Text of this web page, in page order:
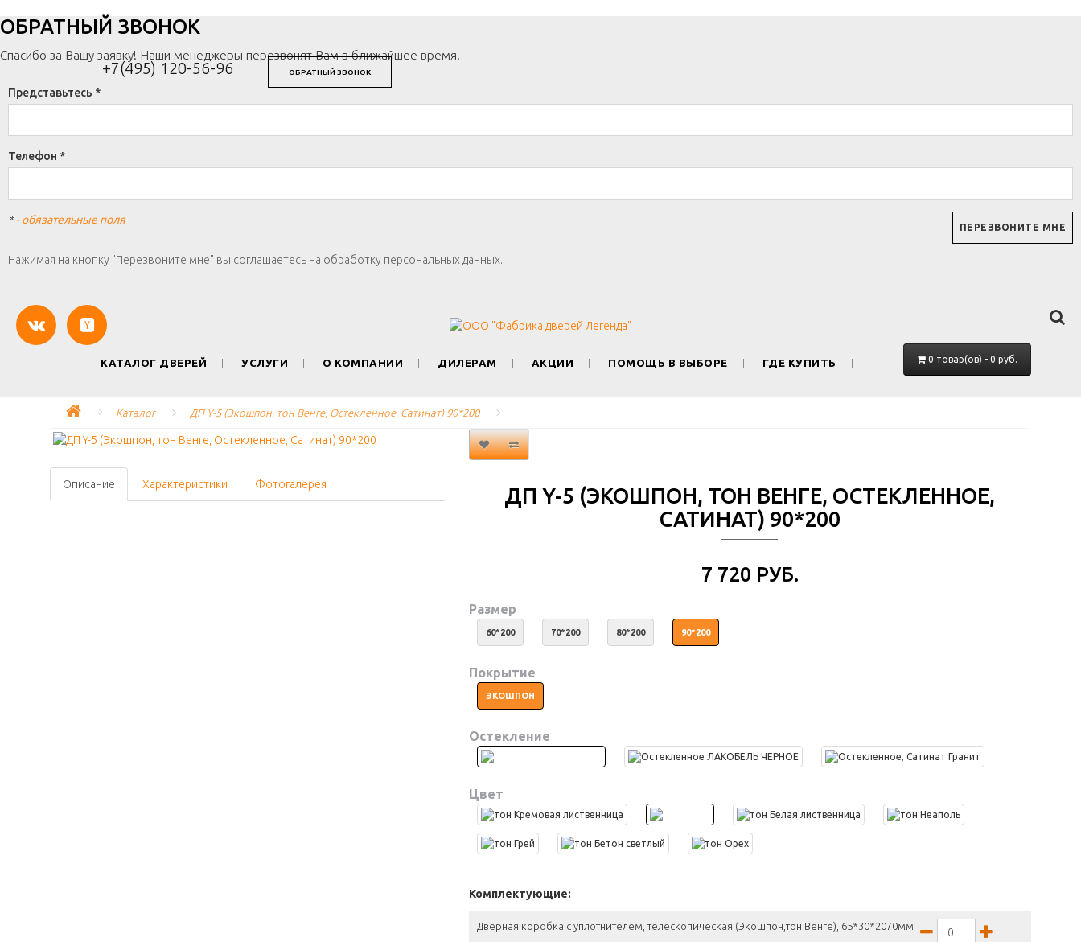
+7(495) 120-56-96 ОБРАТНЫЙ ЗВОНОК
ОБРАТНЫЙ ЗВОНОК
Спасибо за Вашу заявку! Наши менеджеры перезвонят Вам в ближайшее время.
Представьтесь *
Телефон *
*- обязательные поля
Нажимая на кнопку "Перезвоните мне" вы соглашаетесь на обработку персональных данных.
КАТАЛОГ ДВЕРЕЙ УСЛУГИ О КОМПАНИИ ДИЛЕРАМ АКЦИИ ПОМОЩЬ В ВЫБОРЕ ГДЕ КУПИТЬ 0 товар(ов) - 0 руб.
Каталог ДП Y-5 (Экошпон, тон Венге, Остекленное, Сатинат) 90*200
Описание Характеристики Фотогалерея
ДП Y-5 (ЭКОШПОН, ТОН ВЕНГЕ, ОСТЕКЛЕННОЕ,
САТИНАТ) 90*200
7 720 РУБ.
Размер
60*200 70*200 80*200 90*200
Покрытие
ЭКОШПОН
Остекление
Цвет
Комплектующие:
Дверная коробка с уплотнителем, телескопическая (Экошпон,тон Венге), 65*30*2070мм